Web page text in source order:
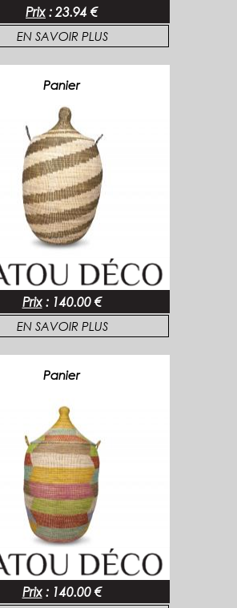
Prix : 23.94 €
EN SAVOIR PLUS
Panier
Prix : 140.00 €
EN SAVOIR PLUS
Panier
Prix : 140.00 €